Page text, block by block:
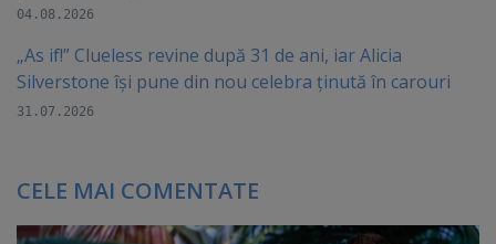
04.08.2026
„As if!” Clueless revine după 31 de ani, iar Alicia
Silverstone își pune din nou celebra ținută în carouri
31.07.2026
CELE MAI COMENTATE